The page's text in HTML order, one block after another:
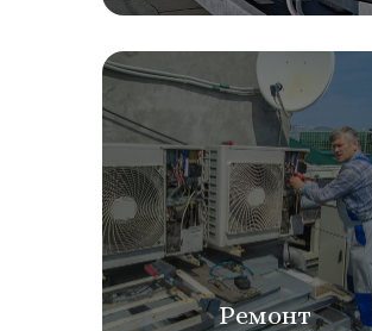
Ремонт